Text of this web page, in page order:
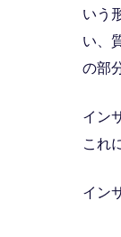
いう
い、
の部
イン
これ
イン